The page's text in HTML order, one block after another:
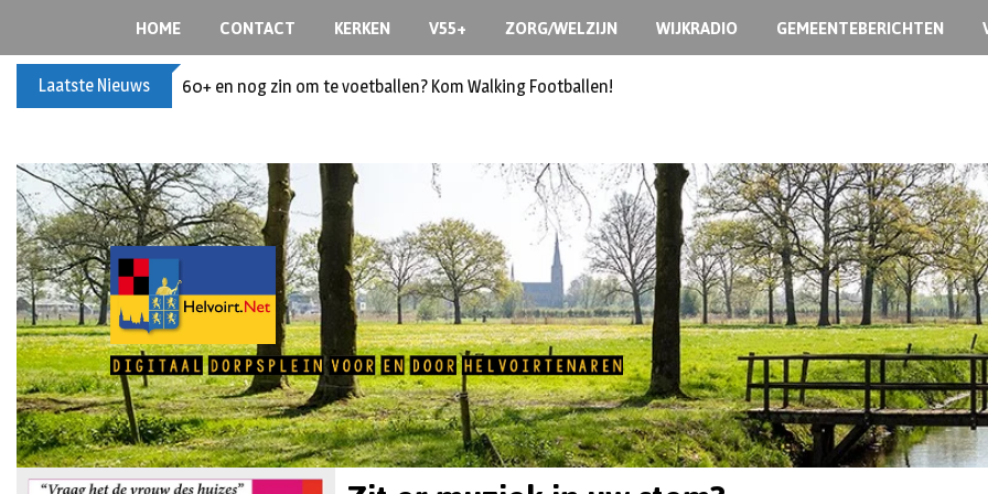
HOME CONTACT KERKEN V55+ ZORG/WELZIJN WIJKRADIO GEMEENTEBERICHTEN
Laatste Nieuws Buxusplanten in brand in Biezenmortel, vermoedelijk opzet